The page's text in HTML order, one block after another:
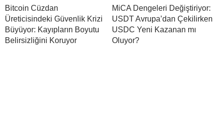
Bitcoin Cüzdan
Üreticisindeki Güvenlik Krizi
Büyüyor: Kayıpların Boyutu
Belirsizliğini Koruyor
MiCA Dengeleri Değiştiriyor:
USDT Avrupa’dan Çekilirken
USDC Yeni Kazanan mı
Oluyor?